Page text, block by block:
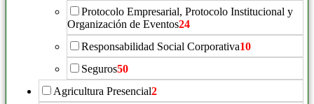
Protocolo Empresarial, Protocolo Institucional y
Organización de Eventos24
Responsabilidad Social Corporativa10
Seguros50
Agricultura Presencial2